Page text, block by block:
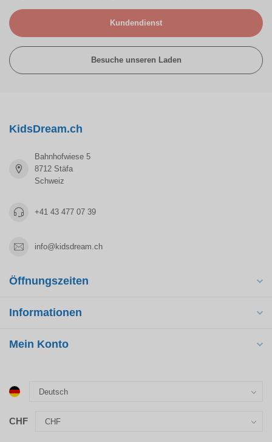
Kundendienst
Besuche unseren Laden
KidsDream.ch
Bahnhofwiese 5
8712 Stäfa
Schweiz
+41 43 477 07 39
info@kidsdream.ch
Öffnungszeiten
Informationen
Mein Konto
CHF